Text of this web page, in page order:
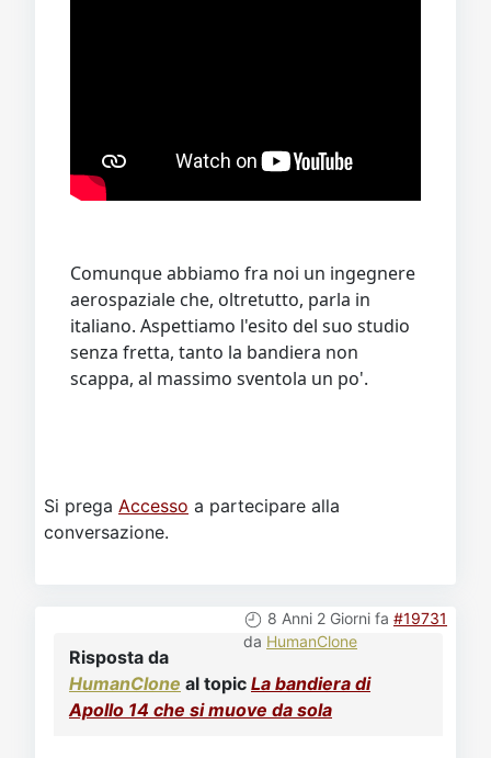
Comunque abbiamo fra noi un ingegnere
aerospaziale che, oltretutto, parla in
italiano. Aspettiamo l'esito del suo studio
senza fretta, tanto la bandiera non
scappa, al massimo sventola un po'.
Si prega Accesso a partecipare alla
conversazione.
8 Anni 2 Giorni fa #19731
da HumanClone
Risposta da
HumanClone al topic La bandiera di
Apollo 14 che si muove da sola